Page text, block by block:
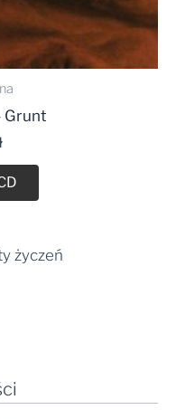
Grunt
życzeń